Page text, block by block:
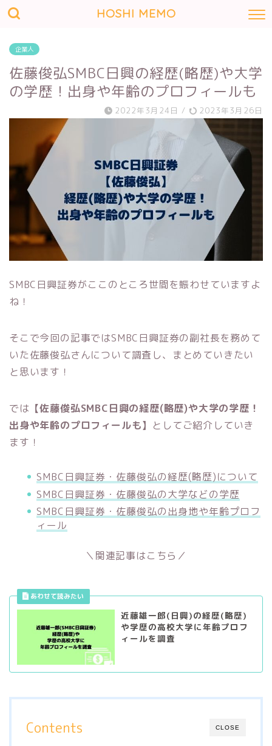
HOSHI MEMO
企業人
佐藤俊弘SMBC日興の経歴(略歴)や大学
の学歴！出身や年齢のプロフィールも
2022年3月24日 / 2023年3月26日
SMBC日興証券がここのところ世間を賑わせていますよ
ね！
そこで今回の記事ではSMBC日興証券の副社長を務めて
いた佐藤俊弘さんについて調査し、まとめていきたい
と思います！
では 【佐藤俊弘SMBC日興の経歴(略歴)や大学の学歴！
出身や年齢のプロフィールも】 としてご紹介していき
ます！
SMBC日興証券・佐藤俊弘の経歴(略歴)について
SMBC日興証券・佐藤俊弘の大学などの学歴
SMBC日興証券・佐藤俊弘の出身地や年齢プロフ
ィール
＼関連記事はこちら／
近藤雄一郎(日興)の経歴(略歴)
や学歴の高校大学に年齢プロフ
ィールを調査
CLOSE
Contents